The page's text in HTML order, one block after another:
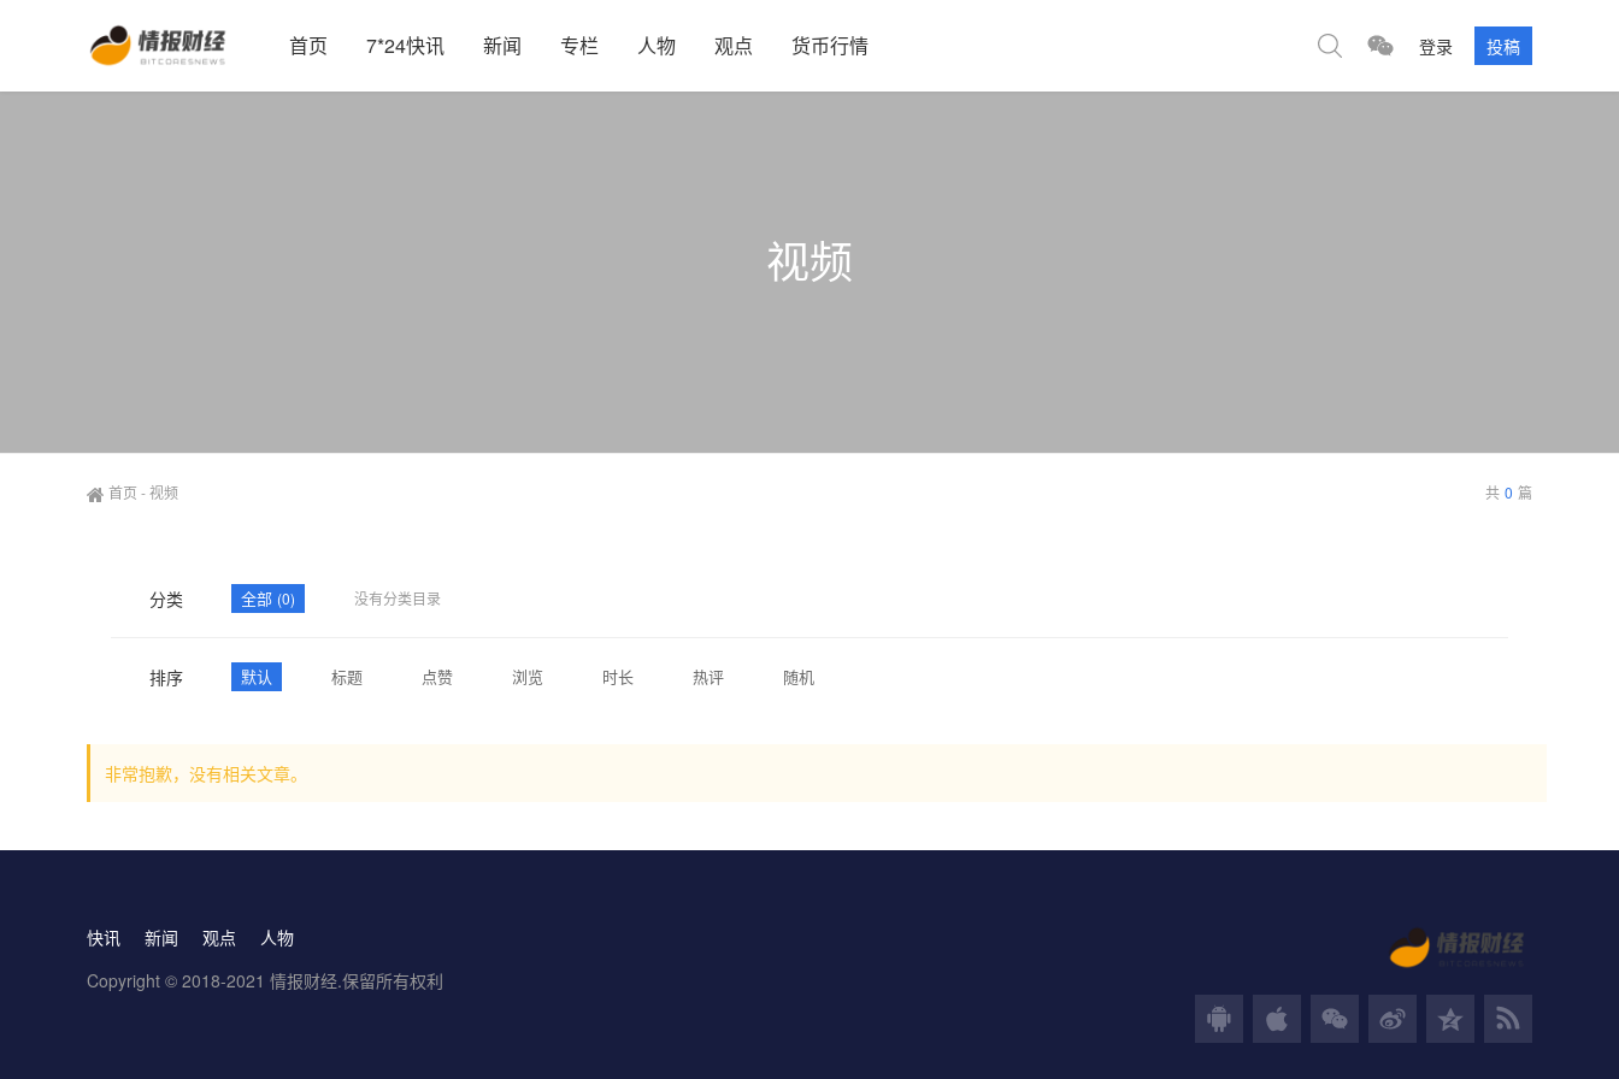
首页 7*24快讯 新闻 专栏 人物 观点 货币行情 登录 投稿
视频
首页 -视频 共 0 篇
分类 全部 (0) 没有分类目录
排序 默认 标题 点赞 浏览 时长 热评 随机
非常抱歉，没有相关文章。
快讯 新闻 观点
人物
Copyright © 2018-2021 情报财经.保留所有权利